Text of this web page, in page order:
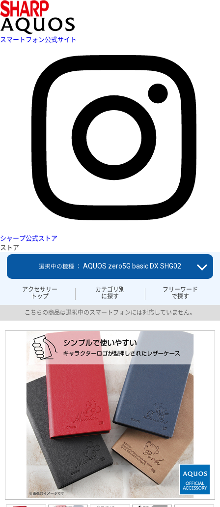
スマートフォン公式サイト
シャープ公式ストア
ストア
アクセサリー
トップ
カテゴリ別
に探す
フリーワード
で探す
選択中の機種 ： AQUOS zero5G basic DX SHG02
こちらの商品は選択中のスマートフォンには対応していません。